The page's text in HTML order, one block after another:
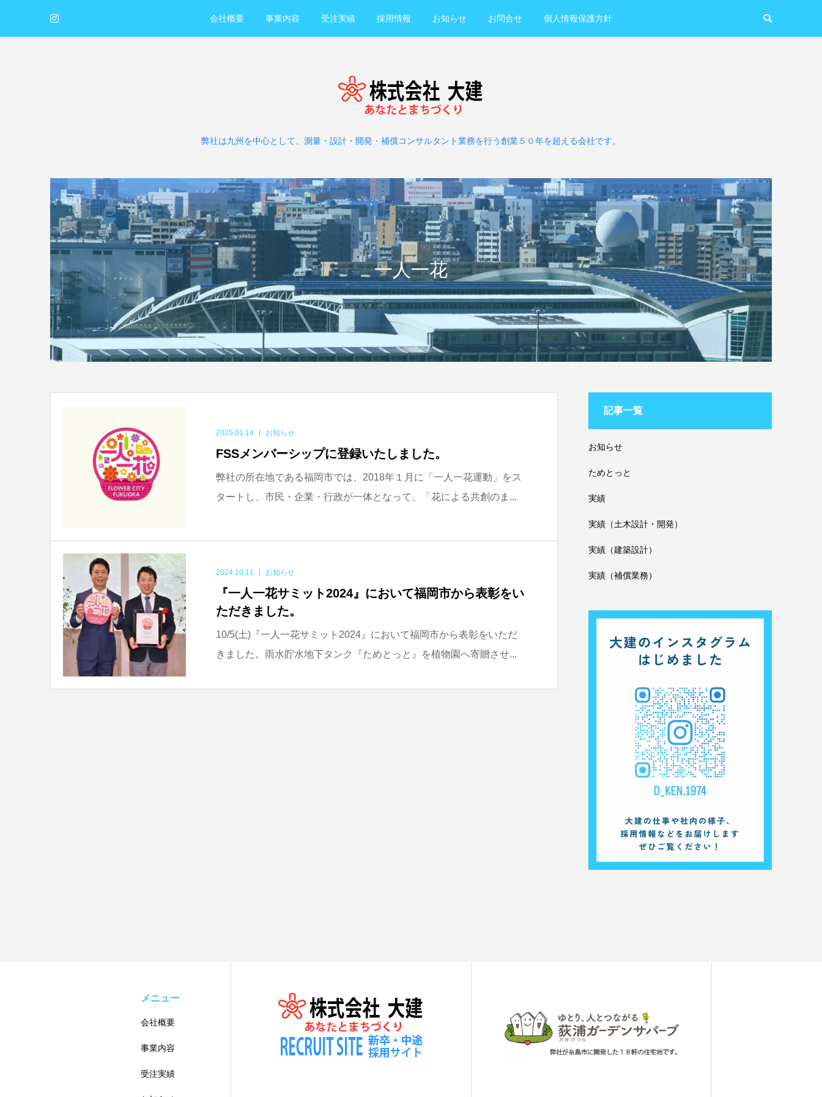
会社概要 事業内容 受注実績 採用情報 お知らせ お問合せ 個人情報保護方針
弊社は九州を中心として、測量・設計・開発・補償コンサルタント業務を行う創業５０年を超える会社です。
一人一花
2025.01.14 お知らせ
FSSメンバーシップに登録いたしました。
弊社の所在地である福岡市では、2018年１月に「一人一花運動」をス
タートし、市民・企業・行政が一体となって、「花による共創のま...
2024.10.11 お知らせ
『一人一花サミット2024』において福岡市から表彰をい
ただきました。
10/5(土)『一人一花サミット2024』において福岡市から表彰をいただ
きました。雨水貯水地下タンク『ためとっと』を植物園へ寄贈させ...
記事一覧
お知らせ
ためとっと
実績
実績（土木設計・開発）
実績（建築設計）
実績（補償業務）
メニュー
会社概要
事業内容
受注実績